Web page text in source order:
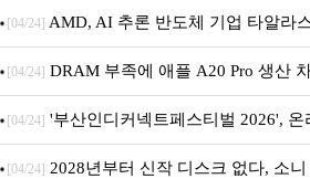
[04/24] AMD, AI 추론 반도체 기업 타알라
[04/24] DRAM 부족에 애플 A20 Pro 생산
퍼 대기
[04/24] '부산인디커넥트페스티벌 2026', 온
개막... 22일간 진행
[04/24] 2028년부터 신작 디스크 없다, 소